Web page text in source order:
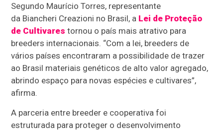
Segundo Maurício Torres, representante
da Biancheri Creazioni no Brasil, a Lei de Proteção
de Cultivares tornou o país mais atrativo para
breeders internacionais. “Com a lei, breeders de
vários países encontraram a possibilidade de trazer
ao Brasil materiais genéticos de alto valor agregado,
abrindo espaço para novas espécies e cultivares”,
afirma.
A parceria entre breeder e cooperativa foi
estruturada para proteger o desenvolvimento